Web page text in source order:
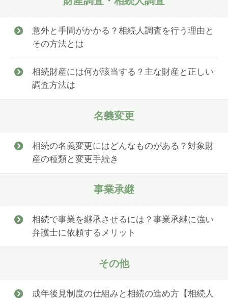
意外と手間がかかる？相続人調査を行う理由と
その方法とは
相続財産には何が該当する？主な財産と正しい
調査方法は
名義変更
相続の名義変更にはどんなものがある？対象財
産の種類と変更手続き
事業承継
相続で事業を継承させるには？事業承継に強い
弁護士に依頼するメリット
その他
成年後見制度の仕組みと相続の進め方【相続人